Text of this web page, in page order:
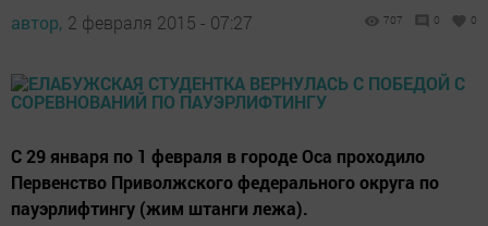
автор, 2 февраля 2015 - 07:27 707 0 0
С 29 января по 1 февраля в городе Оса проходило
Первенство Приволжского федерального округа по
пауэрлифтингу (жим штанги лежа).